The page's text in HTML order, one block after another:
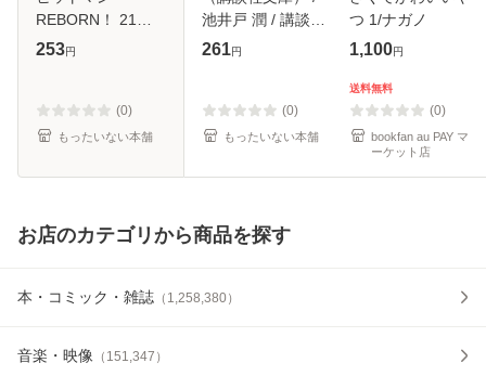
REBORN！ 21
（ジャンプコミッ
【メール便送料無
料】
253円
(0)
もったいない本舗
池井戸 潤 / 講談社
[文庫]【メール便送
261円
(0)
もったいない本舗
つ 1/ナガノ
1,100円
送料無料
(0)
bookfan au PAY マ
ーケット店
お店のカテゴリから商品を探す
本・コミック・雑誌 （ 1,258,380）
音楽・映像 （ 151,347 ）